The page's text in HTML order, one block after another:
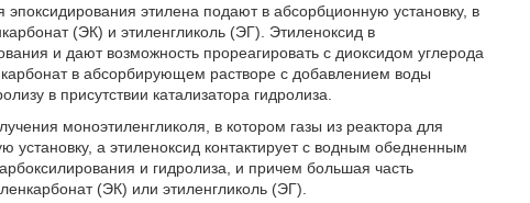
этилена подают в абсорбционную установку, в
(ЭК) и этиленгликоль (ЭГ). Этиленоксид в
и дают возможность прореагировать с диоксидом углерода
в абсорбирующем растворе с добавлением воды
в присутствии катализатора гидролиза.
моноэтиленгликоля, в котором газы из реактора для
а этиленоксид контактирует с водным обедненным
и гидролиза, и причем большая часть
(ЭК) или этиленгликоль (ЭГ).